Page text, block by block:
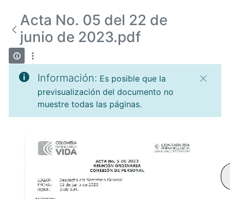
Acta No. 05 del 22 de
junio de 2023.pdf
Información: Es posible que la
previsualización del documento no
muestre todas las páginas.